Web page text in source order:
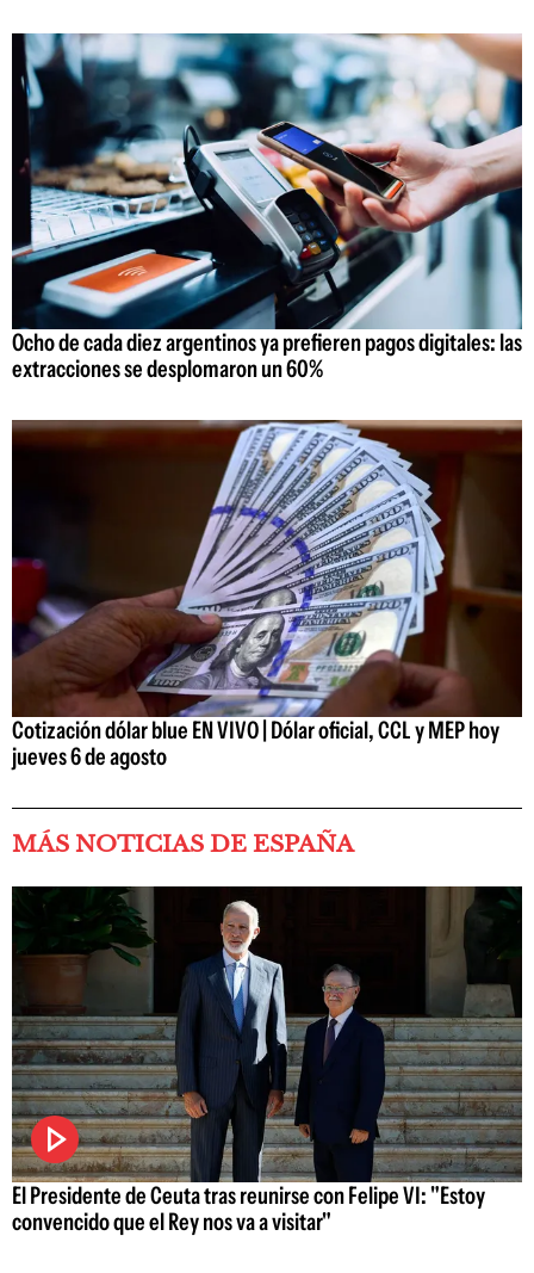
Ocho de cada diez argentinos ya prefieren pagos digitales: las
extracciones se desplomaron un 60%
Cotización dólar blue EN VIVO | Dólar oficial, CCL y MEP hoy
jueves 6 de agosto
MÁS NOTICIAS DE ESPAÑA
El Presidente de Ceuta tras reunirse con Felipe VI: "Estoy
convencido que el Rey nos va a visitar"